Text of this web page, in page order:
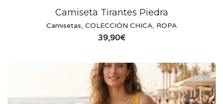
Camiseta Tirantes Piedra
Camisetas, COLECCIÓN CHICA, ROPA
39,90€